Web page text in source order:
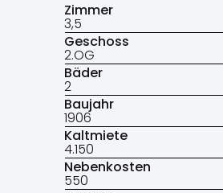
Zimmer
3,5
Geschoss
2.OG
Bäder
2
Baujahr
1906
Kaltmiete
4.150
Nebenkosten
550